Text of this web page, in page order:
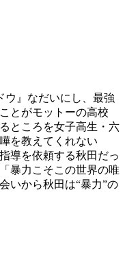
ウ』なだいにし、最強
とがモットーの高校
ところを女子高生・六
を教えてくれない
導を依頼する秋田だっ
暴力こそこの世界の唯
いから秋田は“暴力”の